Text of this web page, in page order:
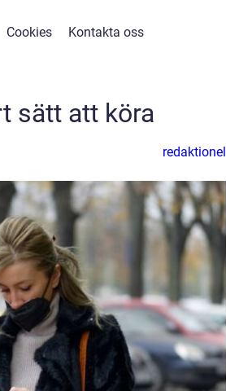
Cookies Kontakta oss
sätt att köra
redaktionel